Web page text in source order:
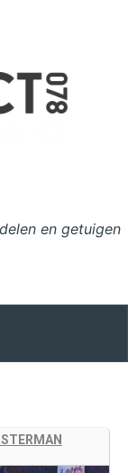
en getuigen